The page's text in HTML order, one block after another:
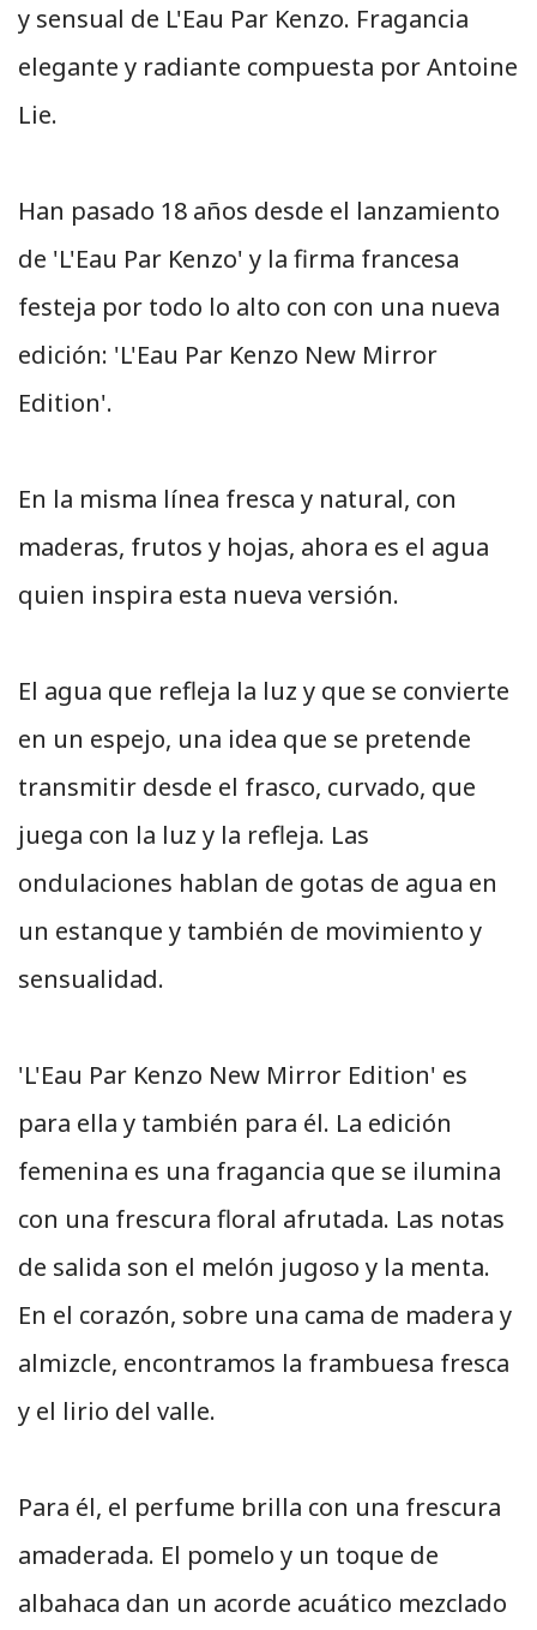
y sensual de L'Eau Par Kenzo. Fragancia
elegante y radiante compuesta por Antoine
Lie.
Han pasado 18 años desde el lanzamiento
de 'L'Eau Par Kenzo' y la firma francesa
festeja por todo lo alto con con una nueva
edición: 'L'Eau Par Kenzo New Mirror
Edition'.
En la misma línea fresca y natural, con
maderas, frutos y hojas, ahora es el agua
quien inspira esta nueva versión.
El agua que refleja la luz y que se convierte
en un espejo, una idea que se pretende
transmitir desde el frasco, curvado, que
juega con la luz y la refleja. Las
ondulaciones hablan de gotas de agua en
un estanque y también de movimiento y
sensualidad.
'L'Eau Par Kenzo New Mirror Edition' es
para ella y también para él. La edición
femenina es una fragancia que se ilumina
con una frescura floral afrutada. Las notas
de salida son el melón jugoso y la menta.
En el corazón, sobre una cama de madera y
almizcle, encontramos la frambuesa fresca
y el lirio del valle.
Para él, el perfume brilla con una frescura
amaderada. El pomelo y un toque de
albahaca dan un acorde acuático mezclado